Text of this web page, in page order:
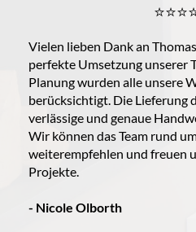
Vielen lieben Dank an
perfekte Umsetzung unserer
Planung wurden alle unsere
berücksichtigt. Die Lieferung
verlässige und genaue
Wir können das Team rund
weiterempfehlen und freuen
Projekte.
- Nicole Olborth